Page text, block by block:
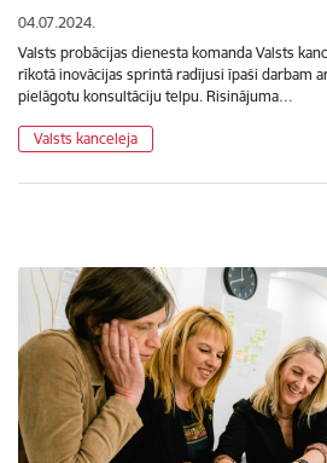
04.07.2024.
Valsts probācijas dienesta komanda Valsts
rīkotā inovācijas sprintā radījusi īpaši darbam
pielāgotu konsultāciju telpu. Risinājuma…
Valsts kanceleja